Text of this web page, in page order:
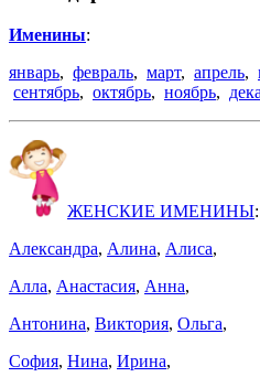
Именины:
январь, февраль, март, апрель,
сентябрь, октябрь, ноябрь,
ЖЕНСКИЕ ИМЕНИНЫ:
Александра, Алина, Алиса,
Алла, Анастасия, Анна,
Антонина, Виктория, Ольга,
София, Нина, Ирина,